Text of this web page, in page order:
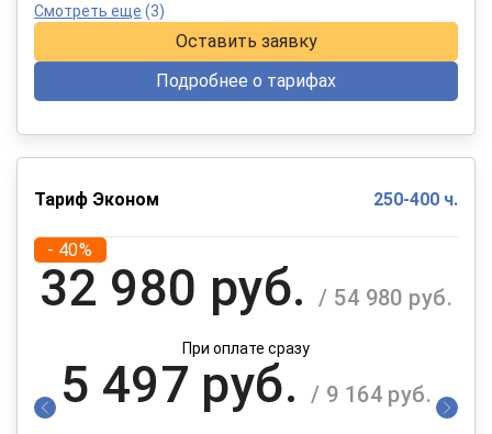
Смотреть еще (3)
Оставить заявку
Подробнее о тарифах
Тариф Эконом 250-400 ч.
- 40%
32 980 руб. / 54 980 руб.
При оплате сразу
5 497 руб. / 9 164 руб.